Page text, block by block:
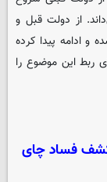
از دولت قبل و
شده و ادامه پیدا کرده
ربط این موضوع را
کشف فساد چای